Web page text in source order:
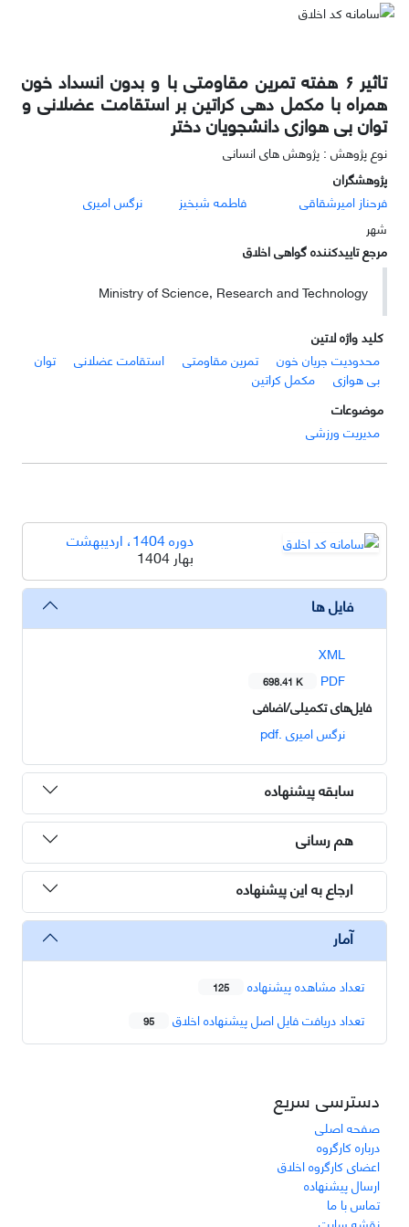
تاثیر ۶ هفته تمرین مقاومتی با و بدون انسداد خون
همراه با مکمل دهی کراتین بر استقامت عضلانی و
توان بی هوازی دانشجویان دختر
نوع پژوهش : پژوهش های انسانی
پژوهشگران
فرحناز امیرشقاقی
فاطمه شبخیز
نرگس امیری
شهر
مرجع تاییدکننده گواهی اخلاق
Ministry of Science, Research and Technology
کلید واژه لاتین
محدودیت جریان خون
تمرین مقاومتی استقامت عضلانی
توان
بی هوازی
مکمل کراتین
موضوعات
مدیریت ورزشی
دوره 1404، اردیبهشت
بهار 1404
فایل ها
XML
PDF
698.41 K
فایل‌های تکمیلی/اضافی
نرگس امیری .pdf
سابقه پیشنهاده
هم رسانی
ارجاع به این پیشنهاده
آمار
تعداد مشاهده پیشنهاده 125
تعداد دریافت فایل اصل پیشنهاده اخلاق 95
دسترسی سریع
صفحه اصلی
درباره کارگروه
اعضای کارگروه اخلاق
ارسال پیشنهاده
تماس با ما